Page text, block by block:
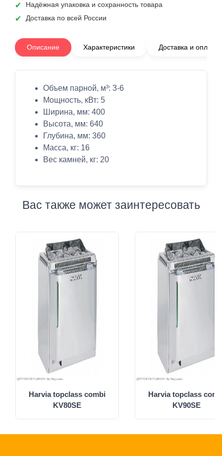
Надёжная упаковка и сохранность товара
Доставка по всей России
Описание Характеристики Доставка и оплата
Объем парной, м³: 3-6
Мощность, кВт: 5
Ширина, мм: 400
Высота, мм: 640
Глубина, мм: 360
Масса, кг: 16
Вес камней, кг: 20
Вас также может заинтересовать
Harvia topclass combi
KV80SE
Harvia topclass
KV90SE